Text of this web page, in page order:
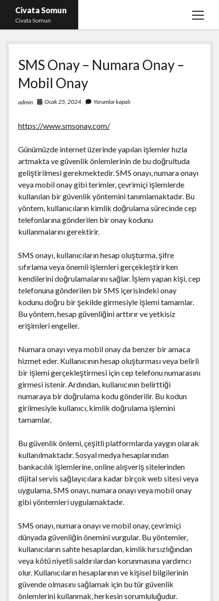
Civata Somun
Civata Somun
menüyü
Liste
Sayfa Listesi
Shorts Beğeni Kasma Parasız
Ücretsiz En İyi Instagram Beğeni Hilesi
SMS Onay – Numara Onay –
Mobil Onay
admin Ocak 25, 2024 Yorumlar kapalı
https://www.smsonay.com/
Günümüzde internet üzerinde yapılan işlemler hızla
artmakta ve güvenlik önlemlerinin de bu doğrultuda
geliştirilmesi gerekmektedir. SMS onayı, numara onayı
veya mobil onay gibi terimler, çevrimiçi işlemlerde
kullanılan bir güvenlik yöntemini tanımlamaktadır. Bu
yöntem, kullanıcıların kimlik doğrulama sürecinde cep
telefonlarına gönderilen bir onay kodunu
kullanmalarını gerektirir.
SMS onayı, kullanıcıların hesap oluşturma, şifre
sıfırlama veya önemli işlemleri gerçekleştirirken
kendilerini doğrulamalarını sağlar. İşlem yapan kişi, cep
telefonuna gönderilen bir SMS içerisindeki onay
kodunu doğru bir şekilde girmesiyle işlemi tamamlar.
Bu yöntem, hesap güvenliğini arttırır ve yetkisiz
erişimleri engeller.
Numara onayı veya mobil onay da benzer bir amaca
hizmet eder. Kullanıcının hesap oluşturması veya belirli
bir işlemi gerçekleştirmesi için cep telefonu numarasını
girmesi istenir. Ardından, kullanıcının belirttiği
numaraya bir doğrulama kodu gönderilir. Bu kodun
girilmesiyle kullanıcı, kimlik doğrulama işlemini
tamamlar.
Bu güvenlik önlemi, çeşitli platformlarda yaygın olarak
kullanılmaktadır. Sosyal medya hesaplarından
bankacılık işlemlerine, online alışveriş sitelerinden
dijital servis sağlayıcılara kadar birçok web sitesi veya
uygulama, SMS onayı, numara onayı veya mobil onay
gibi yöntemleri uygulamaktadır.
SMS onayı, numara onayı ve mobil onay, çevrimiçi
dünyada güvenliğin önemini vurgular. Bu yöntemler,
kullanıcıların sahte hesaplardan, kimlik hırsızlığından
veya kötü niyetli saldırılardan korunmasına yardımcı
olur. Kullanıcıların hesaplarının ve kişisel bilgilerinin
güvende olmasını sağlamak için bu tür güvenlik
önlemlerini kullanmak, herkesin sorumluluğudur.